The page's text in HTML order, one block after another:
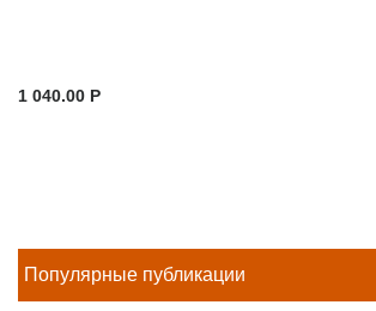
1 040.00 P
Популярные публикации